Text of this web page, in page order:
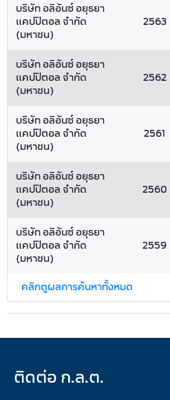
บริษัท อลิอันซ์ อยุธยา
แคปปิตอล จำกัด
(มหาชน)
2563
บริษัท อลิอันซ์ อยุธยา
แคปปิตอล จำกัด
(มหาชน)
2562
บริษัท อลิอันซ์ อยุธยา
แคปปิตอล จำกัด
(มหาชน)
2561
บริษัท อลิอันซ์ อยุธยา
แคปปิตอล จำกัด
(มหาชน)
2560
บริษัท อลิอันซ์ อยุธยา
แคปปิตอล จำกัด
(มหาชน)
2559
คลิกดูผลการค้นหาทั้งหมด
ติดต่อ ก.ล.ต.